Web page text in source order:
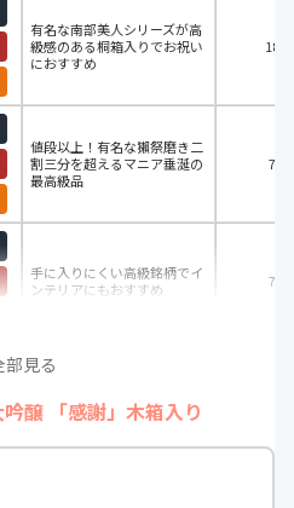
有名な南部美人シリーズが高
級感のある桐箱入りでお祝い
におすすめ
値段以上！有名な獺祭磨き二
割三分を超えるマニア垂涎の
最高級品
手に入りにくい高級銘柄でイ
ンテリアにもおすすめ
部見る
醸 「感謝」木箱入り